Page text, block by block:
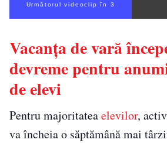
Următorul videoclip în 2
Vacanța de vară
devreme pentru
de elevi
Pentru majoritateaelevilor,
va încheia o săptămână mai